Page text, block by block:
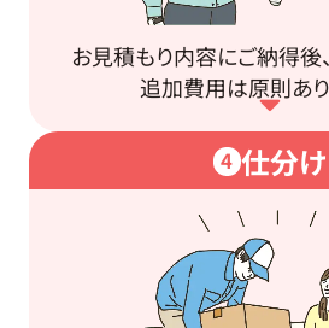
お見積もり内容にご納得後
追加費用は原則あり
4 仕分け